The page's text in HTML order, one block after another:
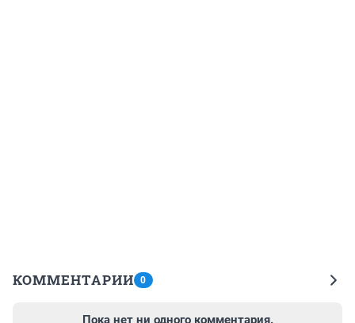
КОММЕНТАРИИ 0
Пока нет ни одного комментария.